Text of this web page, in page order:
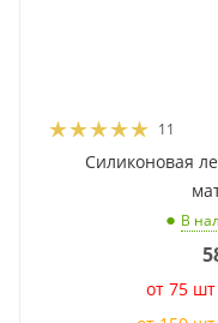
11
Силиконовая
В
от 75